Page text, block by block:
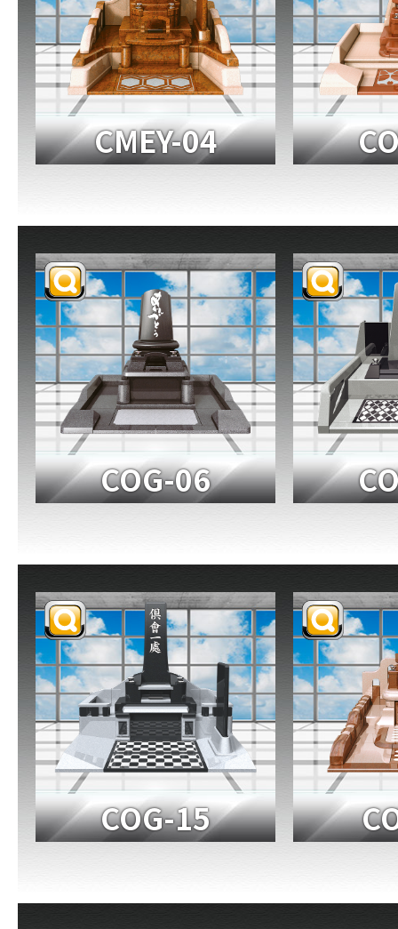
CMEY-04
COG-06
COG-15